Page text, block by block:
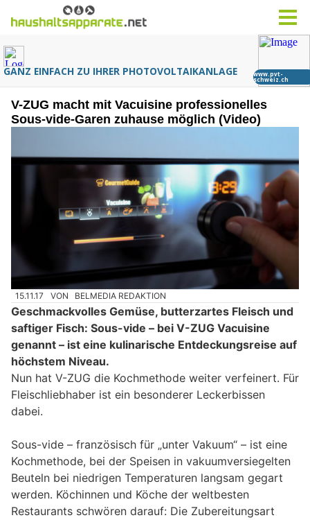
V-ZUG macht mit Vacuisine professionelles
Sous-vide-Garen zuhause möglich (Video)
15.11.17 VON BELMEDIA REDAKTION
Geschmackvolles Gemüse, butterzartes Fleisch und
saftiger Fisch: Sous-vide – bei V-ZUG Vacuisine
genannt – ist eine kulinarische Entdeckungsreise auf
höchstem Niveau.
Nun hat V-ZUG die Kochmethode weiter verfeinert. Für
Fleischliebhaber ist ein besonderer Leckerbissen
dabei.
Sous-vide – französisch für „unter Vakuum“ – ist eine
Kochmethode, bei der Speisen in vakuumversiegelten
Beuteln bei niedrigen Temperaturen langsam gegart
werden. Köchinnen und Köche der weltbesten
Restaurants schwören darauf: Die Zubereitungsart